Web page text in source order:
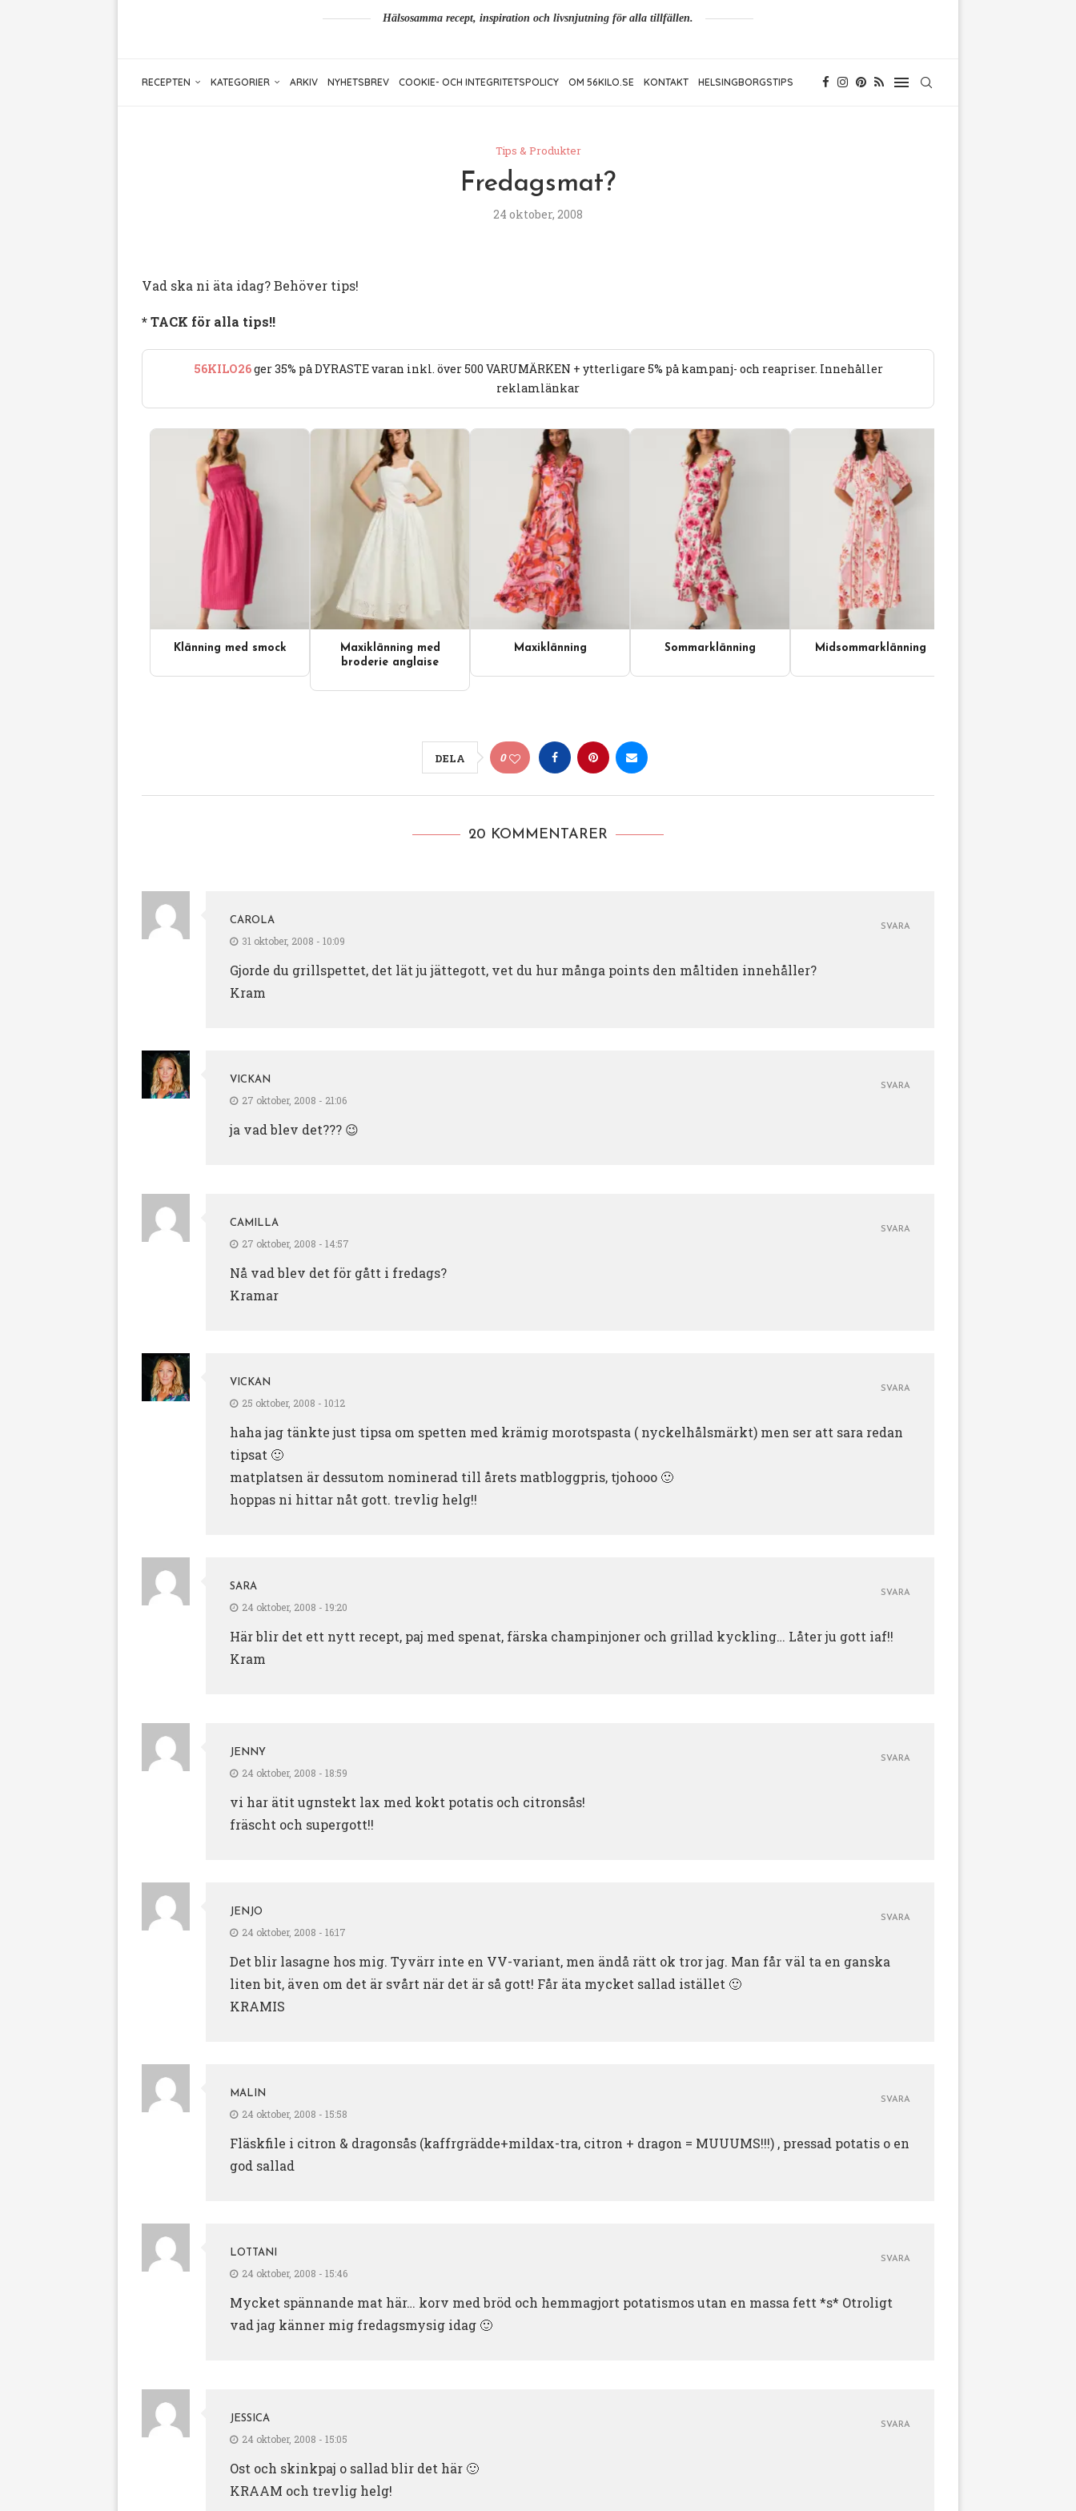
Hälsosamma recept, inspiration och livsnjutning för alla tillfällen.
RECEPTEN KATEGORIER ARKIV NYHETSBREV COOKIE- OCH INTEGRITETSPOLICY OM 56KILO.SE KONTAKT HELSINGBORGSTIPS
Tips & Produkter
Fredagsmat?
24 oktober, 2008
Vad ska ni äta idag? Behöver tips!
* TACK för alla tips!!
56KILO26ger 35% på DYRASTE varan inkl. över 500 VARUMÄRKEN + ytterligare 5% på kampanj- och reapriser. Innehåller
reklamlänkar
Videoinnehåll
Klänning med smock
Maxiklänning med
broderie anglaise
Maxiklänning Sommarklänning Midsommarklänning
DELA 0
20 KOMMENTARER
CAROLA
31 oktober, 2008 - 10:09
Gjorde du grillspettet, det lät ju jättegott, vet du hur många points den måltiden innehåller?
Kram
SVARA
VICKAN
27 oktober, 2008 - 21:06
ja vad blev det??? 😉
SVARA
CAMILLA
27 oktober, 2008 - 14:57
Nå vad blev det för gått i fredags?
Kramar
SVARA
VICKAN
25 oktober, 2008 - 10:12
haha jag tänkte just tipsa om spetten med krämig morotspasta ( nyckelhålsmärkt) men ser att sara redan
tipsat 🙂
matplatsen är dessutom nominerad till årets matbloggpris, tjohooo 🙂
hoppas ni hittar nåt gott. trevlig helg!!
SVARA
SARA
24 oktober, 2008 - 19:20
Här blir det ett nytt recept, paj med spenat, färska champinjoner och grillad kyckling… Låter ju gott iaf!!
Kram
SVARA
JENNY
24 oktober, 2008 - 18:59
vi har ätit ugnstekt lax med kokt potatis och citronsås!
fräscht och supergott!!
SVARA
JENJO
24 oktober, 2008 - 16:17
Det blir lasagne hos mig. Tyvärr inte en VV-variant, men ändå rätt ok tror jag. Man får väl ta en ganska
liten bit, även om det är svårt när det är så gott! Får äta mycket sallad istället 🙂
KRAMIS
SVARA
MALIN
24 oktober, 2008 - 15:58
Fläskfile i citron & dragonsås (kaffrgrädde+mildax-tra, citron + dragon = MUUUMS!!!) , pressad potatis o en
god sallad
SVARA
LOTTANI
24 oktober, 2008 - 15:46
Mycket spännande mat här… korv med bröd och hemmagjort potatismos utan en massa fett *s* Otroligt
vad jag känner mig fredagsmysig idag 🙂
SVARA
JESSICA
24 oktober, 2008 - 15:05
Ost och skinkpaj o sallad blir det här 🙂
KRAAM och trevlig helg!
SVARA